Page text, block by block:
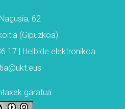
62
(Gipuzkoa)
17 | Helbide elektronikoa:
garatua